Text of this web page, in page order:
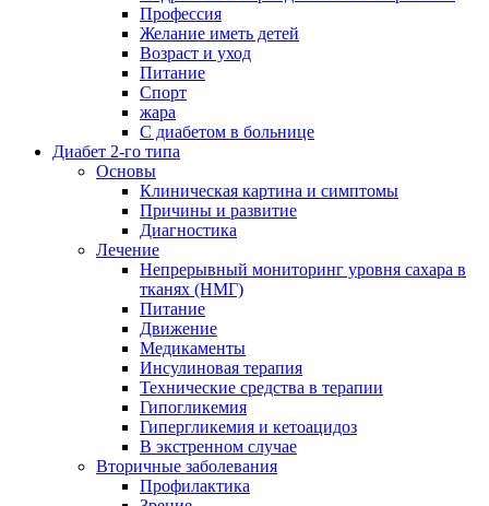
Профессия
Желание иметь детей
Возраст и уход
Питание
Спорт
жара
С диабетом в больнице
Диабет 2-го типа
Основы
Клиническая картина и симптомы
Причины и развитие
Диагностика
Лечение
Непрерывный мониторинг уровня сахара в
тканях (НМГ)
Питание
Движение
Медикаменты
Инсулиновая терапия
Технические средства в терапии
Гипогликемия
Гипергликемия и кетоацидоз
В экстренном случае
Вторичные заболевания
Профилактика